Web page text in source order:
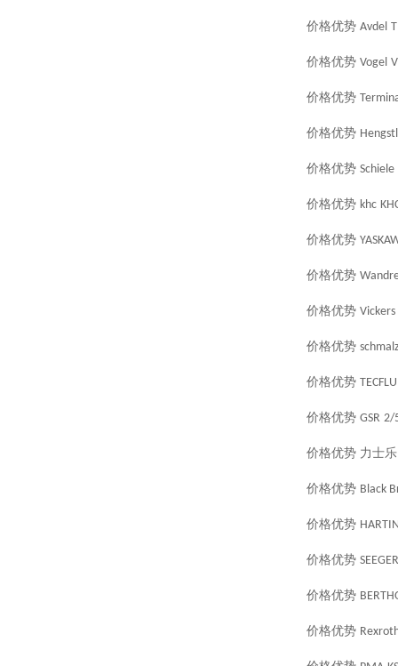
价格优势 Avdel
价格优势 Vogel
价格优势
价格优势
价格优势 Schiele
价格优势 khc
价格优势
价格优势
价格优势 Vickers
价格优势
价格优势
价格优势 GSR 2/
价格优势 力士乐
价格优势 Black
价格优势
价格优势 SEEGER
价格优势
价格优势